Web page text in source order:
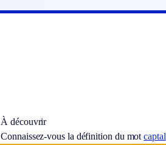
À découvrir
Connaissez-vous la définition du motcaptal